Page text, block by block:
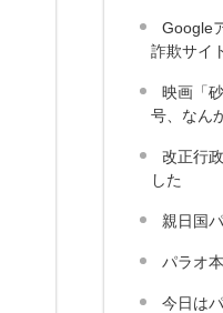
Google
詐欺サイ
映画「
号、なん
改正行
した
親日国
パラオ
今日は